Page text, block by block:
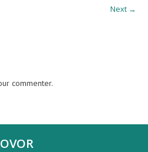
Next →
commenter.